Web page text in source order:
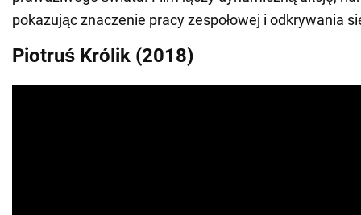
pokazując znaczenie pracy zespołowej i odkrywania
Piotruś Królik (2018)